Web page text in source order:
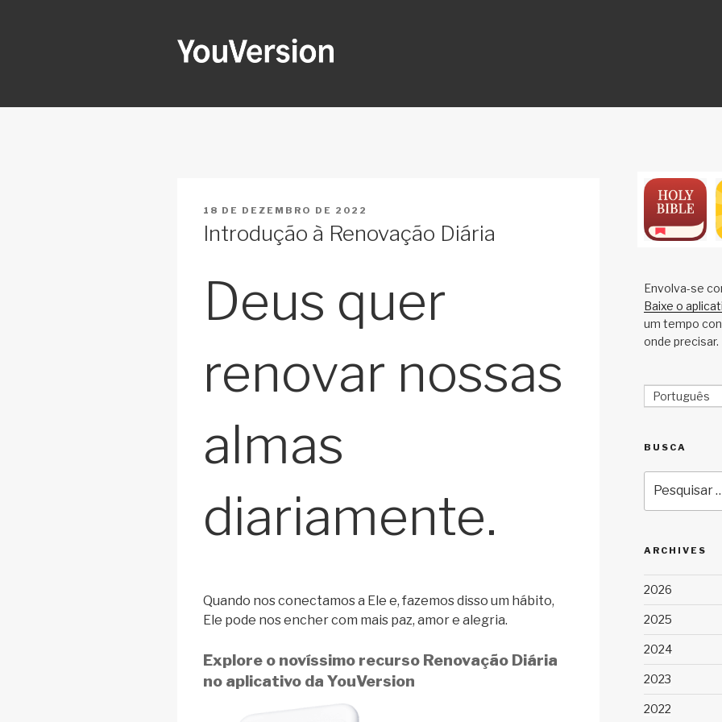
PUBLICADO
18 DE DEZEMBRO DE 2022
Introdução à Renovação Diária
Deus quer
renovar nossas
almas
diariamente.
Quando nos conectamos a Ele e, fazemos disso um hábito,
Ele pode nos encher com mais paz, amor e alegria.
Explore o novíssimo recurso Renovação Diária
no aplicativo da YouVersion
Envolva-se
Baixe o
um tempo
onde precisar.
Português
BUSCA
por:
ARCHIVES
2026
2025
2024
2023
2022